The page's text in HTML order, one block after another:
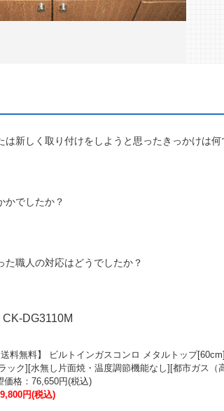
は新しく取り付けをしようと思ったきっかけは何
かでしたか？
た職人の対応はどうでしたか？
DG3110M
送料無料】 ビルトインガスコンロ メタルトップ
ック][水無し片面焼・温度調節機能なし][都市ガス
価格：76,650円(税込)
円(税込)